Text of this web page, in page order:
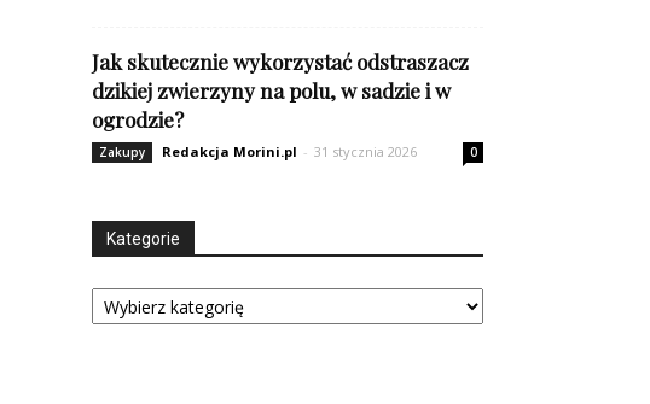
Jak skutecznie wykorzystać odstraszacz
dzikiej zwierzyny na polu, w sadzie i w
ogrodzie?
Zakupy Redakcja Morini.pl - 31 stycznia 2026 0
Kategorie
Kategorie